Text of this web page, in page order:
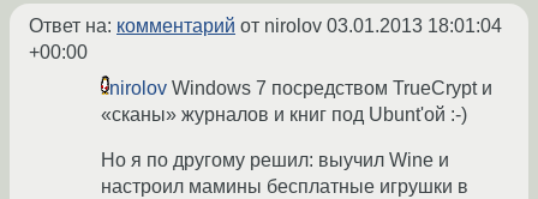
Ответ на: комментарий от nirolov 03.01.2013 18:01:04
+00:00
nirolov Windows 7 посредством TrueCrypt и
«сканы» журналов и книг под Ubunt'ой :-)
Но я по другому решил: выучил Wine и
настроил мамины бесплатные игрушки в